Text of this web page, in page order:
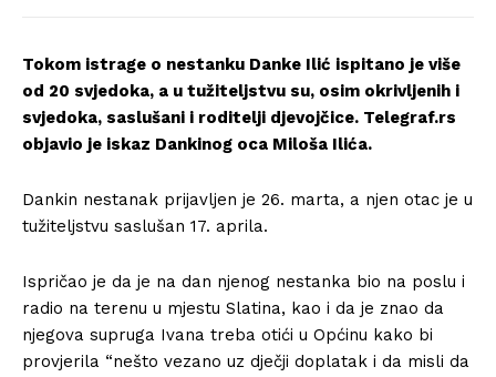
Tokom istrage o nestanku Danke Ilić ispitano je više
od 20 svjedoka, a u tužiteljstvu su, osim okrivljenih i
svjedoka, saslušani i roditelji djevojčice. Telegraf.rs
objavio je iskaz Dankinog oca Miloša Ilića.
Dankin nestanak prijavljen je 26. marta, a njen otac je u
tužiteljstvu saslušan 17. aprila.
Ispričao je da je na dan njenog nestanka bio na poslu i
radio na terenu u mjestu Slatina, kao i da je znao da
njegova supruga Ivana treba otići u Općinu kako bi
provjerila “nešto vezano uz dječji doplatak i da misli da